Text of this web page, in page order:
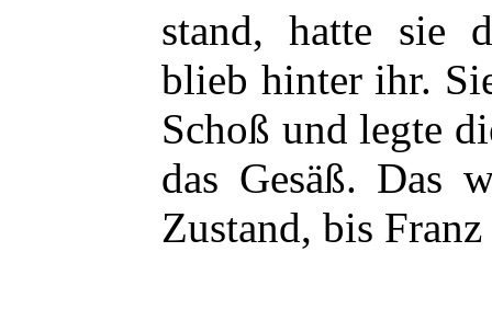
stand, hatte sie
blieb hinter ihr.
Schoß und legte
das Gesäß. Das
Zustand, bis